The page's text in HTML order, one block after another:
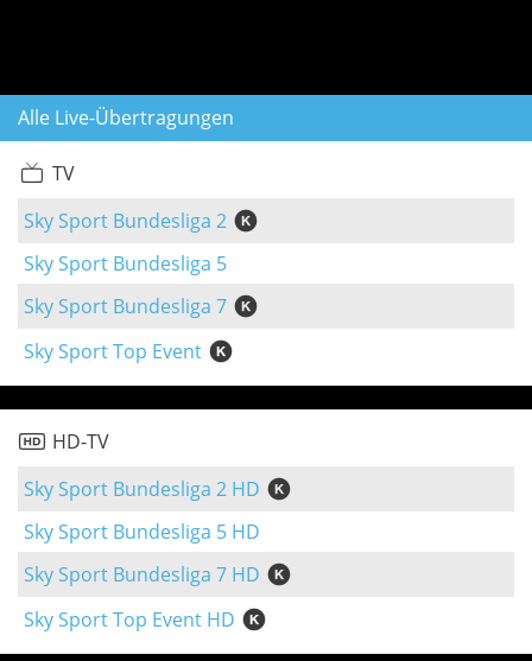
Alle Live-Übertragungen
TV
Sky Sport Bundesliga 2
Sky Sport Bundesliga 5
Sky Sport Bundesliga 7
Sky Sport Top Event
HD-TV
Sky Sport Bundesliga 2 HD
Sky Sport Bundesliga 5 HD
Sky Sport Bundesliga 7 HD
Sky Sport Top Event HD